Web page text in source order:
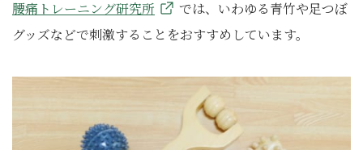
腰痛トレーニング研究所
では、いわゆる青竹や足つぼ
グッズなどで刺激することをおすすめしています。